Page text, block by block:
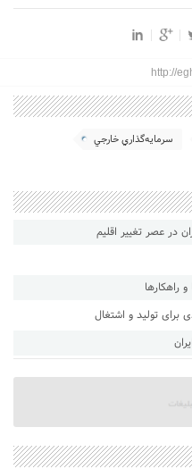
http://
سرمايه‌گذاري خارجي
در عصر تغییر اقلیم
راهکارها
برای تولید و اشتغال